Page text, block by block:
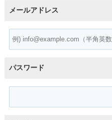
メールアドレス
パスワード